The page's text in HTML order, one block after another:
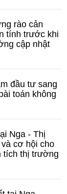
rào cản
tính trước khi
cập nhật
đầu tư sang
toán không
Nga - Thị
cơ hội cho
tích thị trường